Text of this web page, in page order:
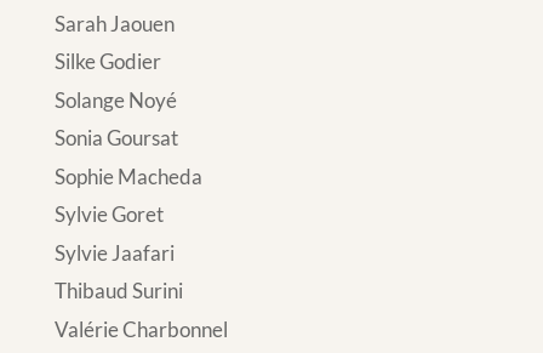
Sarah Jaouen
Silke Godier
Solange Noyé
Sonia Goursat
Sophie Macheda
Sylvie Goret
Sylvie Jaafari
Thibaud Surini
Valérie Charbonnel